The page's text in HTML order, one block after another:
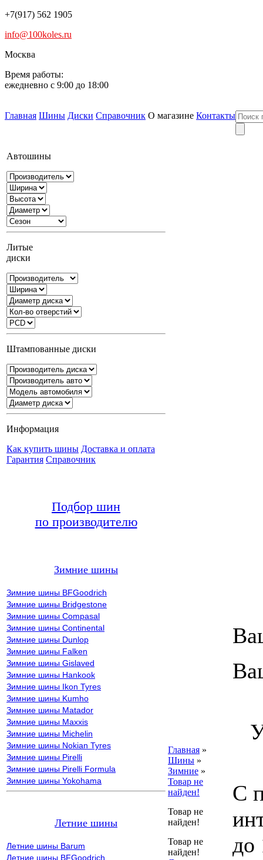
+7(917) 562 1905
info@100koles.ru
Москва
Время работы:
ежедневно с 9:00 до 18:00
Главная Шины Диски Справочник О магазине Контакты
Автошины
Литые
диски
Штампованные диски
Информация
Как купить шины Доставка и оплата
Гарантия Справочник
Подбор шин
по производителю
Зимние шины
Зимние шины BFGoodrich
Зимние шины Bridgestone
Зимние шины Compasal
Зимние шины Continental
Зимние шины Dunlop
Зимние шины Falken
Зимние шины Gislaved
Зимние шины Hankook
Зимние шины Ikon Tyres
Зимние шины Kumho
Зимние шины Matador
Зимние шины Maxxis
Зимние шины Michelin
Зимние шины Nokian Tyres
Зимние шины Pirelli
Зимние шины Pirelli Formula
Зимние шины Yokohama
Летние шины
Летние шины Barum
Летние шины BFGoodrich
Главная »
Шины »
Зимние »
Товар не
найден!
Товар не
найден!
Товар не
найден!
С
до